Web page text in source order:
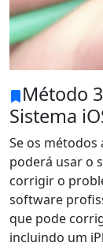
Método
Sistema
Se os
poderá usar o
corrigir o
software
que pode
incluindo um